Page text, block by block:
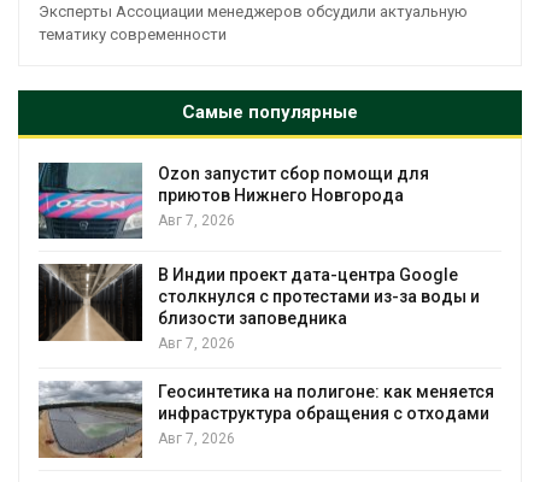
Эксперты Ассоциации менеджеров обсудили актуальную
тематику современности
Самые популярные
Ozon запустит сбор помощи для
приютов Нижнего Новгорода
Авг 7, 2026
В Индии проект дата-центра Google
столкнулся с протестами из-за воды и
близости заповедника
Авг 7, 2026
Геосинтетика на полигоне: как меняется
инфраструктура обращения с отходами
Авг 7, 2026